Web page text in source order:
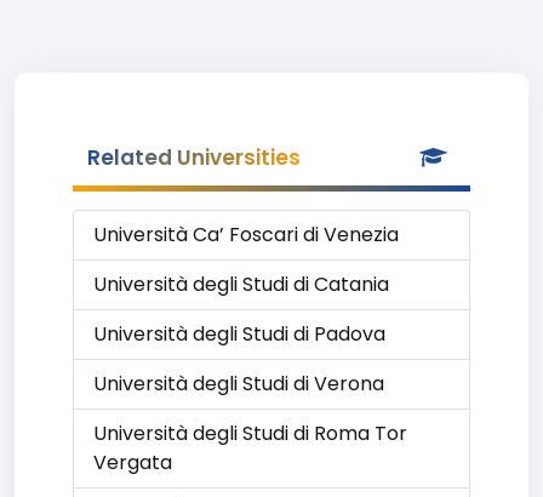
Related Universities
Università Ca’ Foscari di Venezia
Università degli Studi di Catania
Università degli Studi di Padova
Università degli Studi di Verona
Università degli Studi di Roma Tor
Vergata